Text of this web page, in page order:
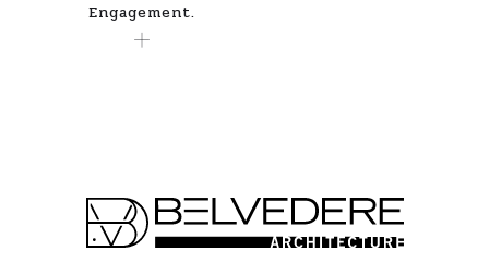
Engagement.